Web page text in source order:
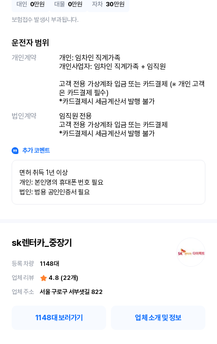
대인 0만원 대물 0만원 자차 30만원
보험접수 발생시 부과됩니다.
운전자 범위
개인계약
개인: 임차인 직계가족
개인사업자: 임차인 직계가족 + 임직원
고객 전용 가상계좌 입금 또는 카드결제 (※ 개인 고객
은 카드결제 필수)
*카드결제시 세금계산서 발행 불가
법인계약
임직원 전용
고객 전용 가상계좌 입금 또는 카드결제
*카드결제시 세금계산서 발행 불가
추가 코멘트
면허 취득 1년 이상
개인: 본인명의 휴대폰 번호 필요
법인: 범용 공인인증서 필요
sk렌터카_중장기
등록 차량 1148대
업체 리뷰
4.8 (22개)
업체 주소
서울 구로구 서부샛길 822
1148대 보러가기 업체 소개 및 정보